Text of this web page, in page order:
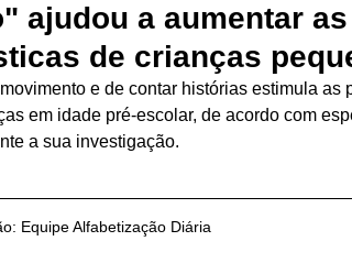
ajudou a aumentar
de crianças
e de contar histórias estimula as
em idade pré-escolar, de acordo com
a sua investigação.
Equipe Alfabetização Diária